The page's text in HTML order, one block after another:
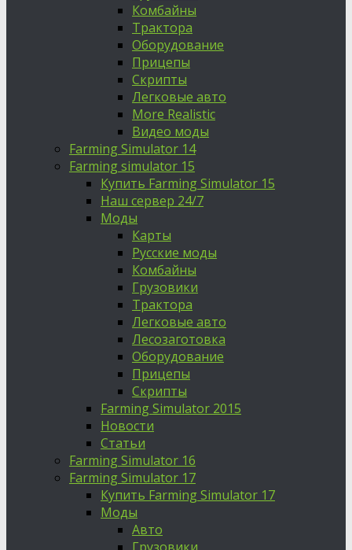
Комбайны
Трактора
Оборудование
Прицепы
Скрипты
Легковые авто
More Realistic
Видео моды
Farming Simulator 14
Farming simulator 15
Купить Farming Simulator 15
Наш сервер 24/7
Моды
Карты
Русские моды
Комбайны
Грузовики
Трактора
Легковые авто
Лесозаготовка
Оборудование
Прицепы
Скрипты
Farming Simulator 2015
Новости
Статьи
Farming Simulator 16
Farming Simulator 17
Купить Farming Simulator 17
Моды
Авто